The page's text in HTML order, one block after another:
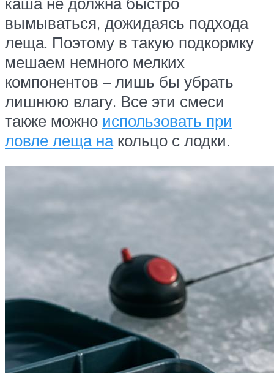
вымываться, дожидаясь подхода
леща. Поэтому в такую подкормку
мешаем немного мелких
компонентов – лишь бы убрать
лишнюю влагу. Все эти смеси
также можно использовать при
ловле леща накольцо с лодки.